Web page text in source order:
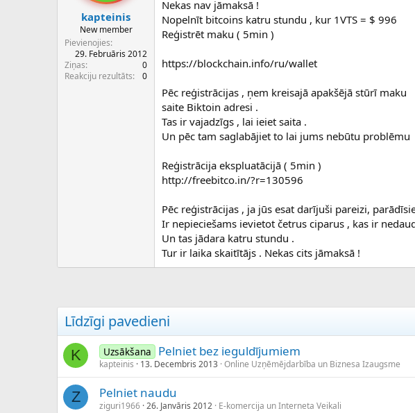
z
s
ā
c
t
u
m
s
kapteinis
New member
Pievienojies
29. Februāris 2012
Ziņas
0
Reakciju rezultāts
0
Nekas nav jāmaksā !
Nopelnīt bitcoins katru stundu , kur 1VTS = $ 996
Reģistrēt maku ( 5min )
https://blockchain.info/ru/wallet
Pēc reģistrācijas , ņem kreisajā apakšējā stūrī maku
saite Biktoin adresi .
Tas ir vajadzīgs , lai ieiet saita .
Un pēc tam saglabājiet to lai jums nebūtu problēmu
Reģistrācija ekspluatācijā ( 5min )
http://freebitco.in/?r=130596
Pēc reģistrācijas , ja jūs esat darījuši pareizi,
Ir nepieciešams ievietot četrus ciparus , kas ir
Un tas jādara katru stundu .
Tur ir laika skaitītājs . Nekas cits jāmaksā !
Līdzīgi pavedieni
K Uzsākšana Pelniet bez ieguldījumiem
kapteinis 13. Decembris 2013 Online Uzņēmējdarbība un Biznesa Izaugsme
Z Pelniet naudu
ziguri1966 26. Janvāris 2012 E-komercija un Interneta Veikali